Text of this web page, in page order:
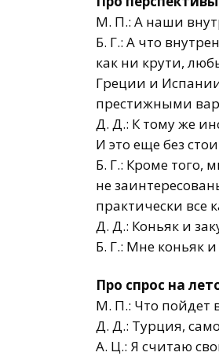
М. П.: А наши
Б. Г.: А что
как ни крути,
Греции и
престижными
Д. Д.: К тому же
И это еще без
Б. Г.: Кроме того,
не
практически все
Д. Д.: Коньяк и
Б. Г.: Мне коньяк
Про спрос на
М. П.: Что пойдет
Д. Д.: Турция,
А. Ц.: Я считаю